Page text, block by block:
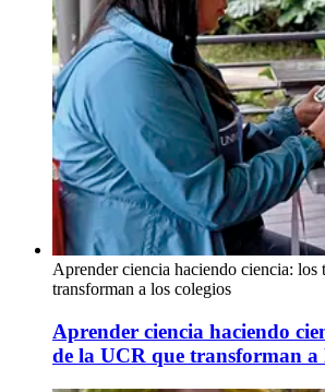
Aprender ciencia haciendo ciencia: los
transforman a los colegios
Aprender ciencia haciendo
de la UCR que transforman a